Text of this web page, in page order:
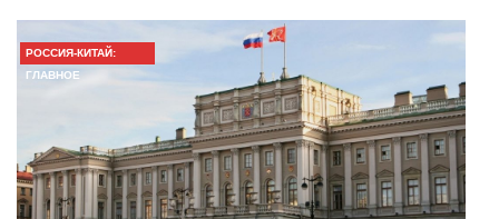
РОССИЯ-КИТАЙ:
ГЛАВНОЕ